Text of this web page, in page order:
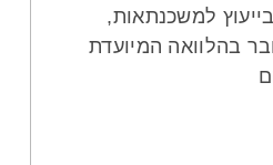
למשכנתאות,
בהלוואה המיועדת